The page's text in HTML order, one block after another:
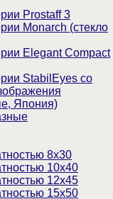
Prostaff 3
Monarch (стекло
Elegant Compact
StabilEyes со
Япония)
8х30
10х40
12х45
15х50